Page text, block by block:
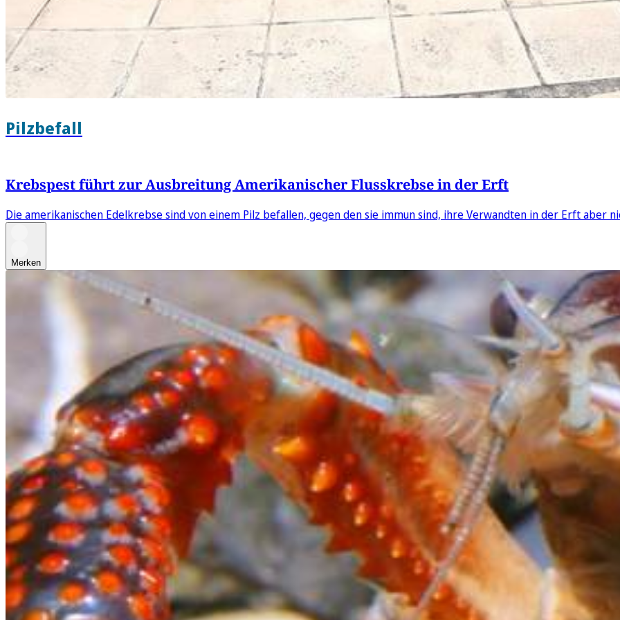
Pilzbefall
Krebspest führt zur Ausbreitung Amerikanischer Flusskrebse in der Erft
Die amerikanischen Edelkrebse sind von einem Pilz befallen, gegen den sie immun sind, ihre Verwandten in der Erft aber
Merken